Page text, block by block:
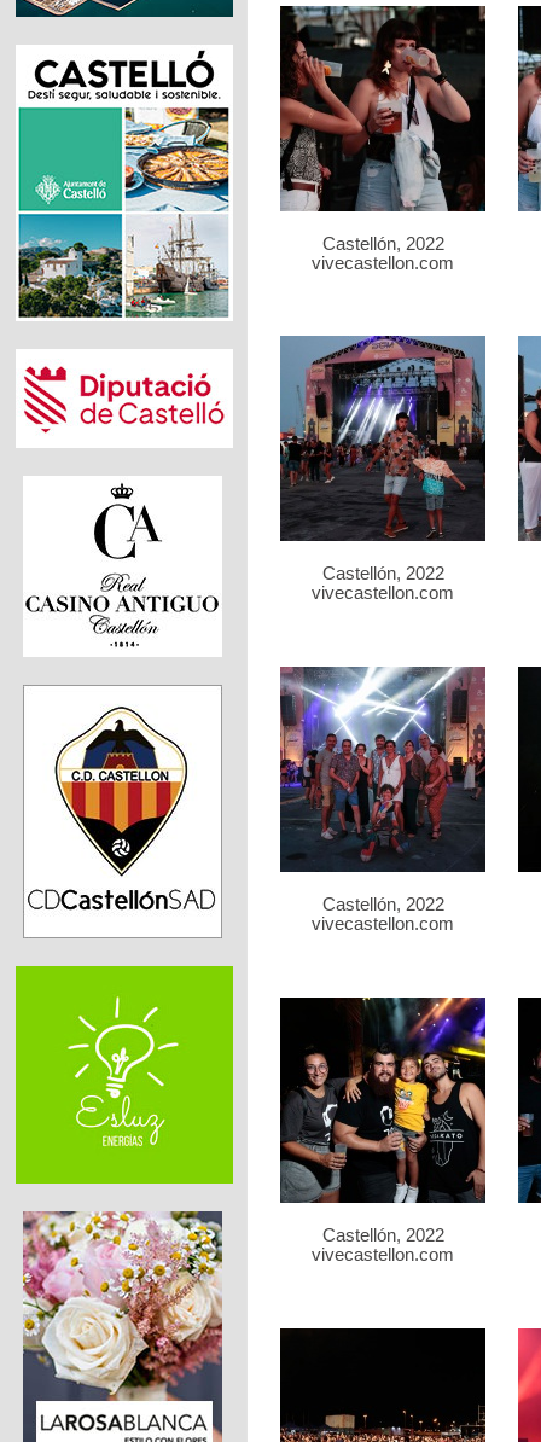
Castellón, 2022
vivecastellon.com
Castellón, 2022
vivecastellon.com
Castellón, 2022
vivecastellon.com
Castellón, 2022
vivecastellon.com